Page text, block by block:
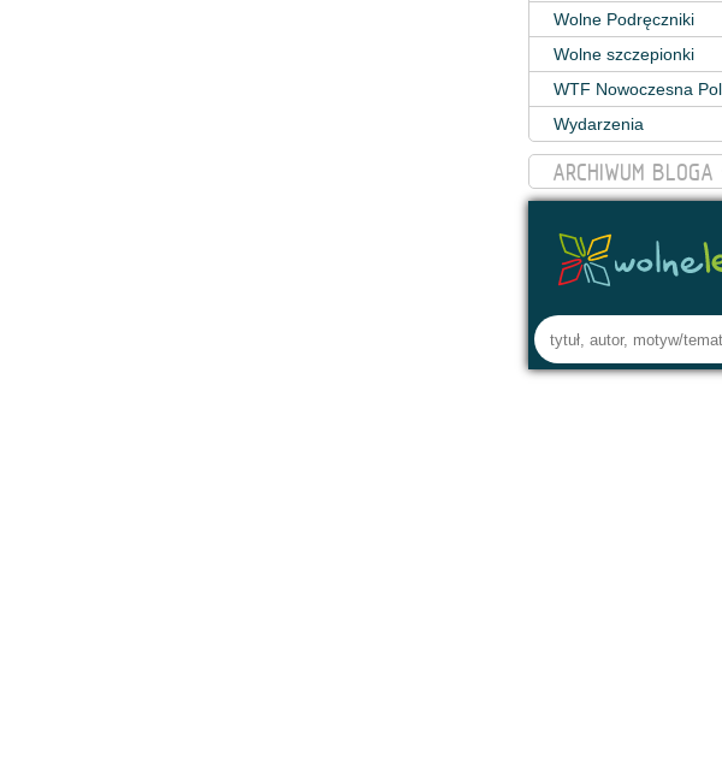
Wolne Podręczniki
Wolne szczepionki
WTF Nowoczesna
Wydarzenia
ARCHIWUM BLOGA